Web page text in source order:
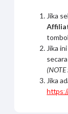
Jika
Jika
(NOTE
Jika